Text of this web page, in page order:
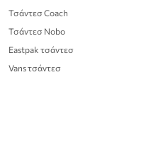
Τσάντεσ Coach
Τσάντεσ Nobo
Eastpak τσάντεσ
Vans τσάντεσ